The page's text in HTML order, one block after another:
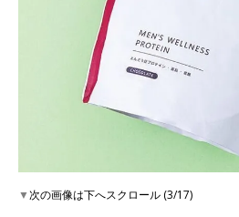
▼次の画像は下へスクロール (3/17)